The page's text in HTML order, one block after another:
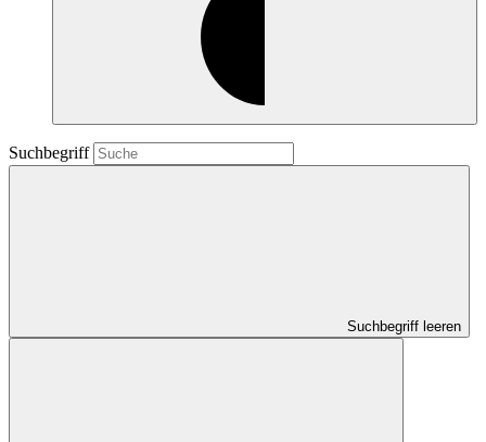
Suchbegriff
Suchbegriff leeren